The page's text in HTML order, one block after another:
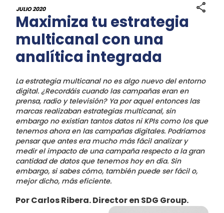
share
JULIO 2020
Maximiza tu estrategia
multicanal con una
analítica integrada
La estrategia multicanal no es algo nuevo del entorno
digital. ¿Recordáis cuando las campañas eran en
prensa, radio y televisión? Ya por aquel entonces las
marcas realizaban estrategias multicanal, sin
embargo no existían tantos datos ni KPIs como los que
tenemos ahora en las campañas digitales. Podríamos
pensar que antes era mucho más fácil analizar y
medir el impacto de una campaña respecto a la gran
cantidad de datos que tenemos hoy en día. Sin
embargo, si sabes cómo, también puede ser fácil o,
mejor dicho, más eficiente.
Por Carlos Ribera. Director en SDG Group.